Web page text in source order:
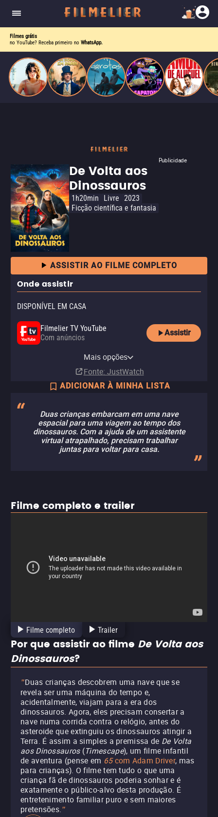
Filmes grátis
no YouTube? Receba primeiro no WhatsApp.
Publicidade
De Volta aos
Dinossauros
1h20min Livre 2023
Ficção científica e fantasia
ASSISTIR AO FILME COMPLETO
Onde assistir
DISPONÍVEL EM CASA
Filmelier TV YouTube
Com anúncios
Assistir
R$ 14,90
R$ 4,90Mais opções
Fonte: JustWatch
ADICIONAR À MINHA LISTA
Duas crianças embarcam em uma nave
espacial para uma viagem ao tempo dos
dinossauros. Com a ajuda de um assistente
virtual atrapalhado, precisam trabalhar
juntas para voltar para casa.
Filme completo e trailer
Filme completo Trailer
Por que assistir ao filme De Volta aos
Dinossauros?
"Duas crianças descobrem uma nave que se
revela ser uma máquina do tempo e,
acidentalmente, viajam para a era dos
dinossauros. Agora, eles precisam consertar a
nave numa corrida contra o relógio, antes do
asteroide que extinguiu os dinossauros atingir a
Terra. É assim a simples a premissa de De Volta
aos Dinossauros(Timescape), um filme infantil
de aventura (pense em 65com Adam Driver, mas
para crianças). O filme tem tudo o que uma
criança fã de dinossauros poderia sonhar e é
exatamente o público-alvo desta produção. É
entretenimento familiar puro e sem maiores
pretensões."
escrevia e a vida real começa a desaparecer.